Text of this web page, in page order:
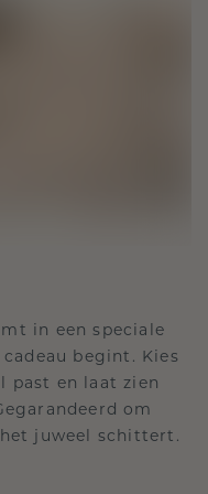
in een speciale
begint. Kies
past en laat zien
om
juweel schittert.